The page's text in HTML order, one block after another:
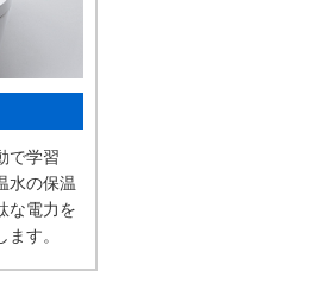
で学習
水の保温
な電力を
す。